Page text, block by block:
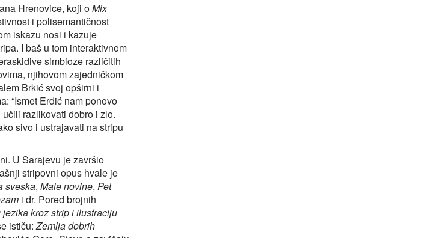
Hrenovice, koji oMix
i polisemantičnost
iskazu nosi i kazuje
I baš u tom interaktivnom
simbioze različitih
njihovom zajedničkom
Brkić svoj opširni i
“Ismet Erdić nam ponovo
razlikovati dobro i zlo.
sivo i ustrajavati na stripu
U Sarajevu je završio
stripovni opus hvale je
sveska, Male novine, Pet
i dr. Pored brojnih
kroz strip i ilustraciju
ističu: Zemlja dobrih